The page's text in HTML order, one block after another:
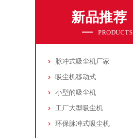
新品推荐
PRODUCTS
脉冲式吸尘机厂家
吸尘机移动式
小型的吸尘机
工厂大型吸尘机
环保脉冲式吸尘机